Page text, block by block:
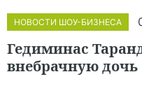
НОВОСТИ ШОУ-БИЗНЕСА
Гедиминас
внебрачную дочь